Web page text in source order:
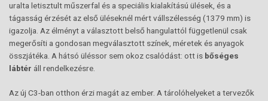
uralta letisztult műszerfal és a speciális kialakítású ülések, és a
tágasság érzését az első üléseknél mért vállszélesség (1379 mm) is
igazolja. Az élményt a választott belső hangulattól függetlenül csak
megerősíti a gondosan megválasztott színek, méretek és anyagok
összjátéka. A hátsó üléssor sem okoz csalódást: ott is bőséges
lábtér áll rendelkezésre.
Az új C3-ban otthon érzi magát az ember. A tárolóhelyeket a tervezők